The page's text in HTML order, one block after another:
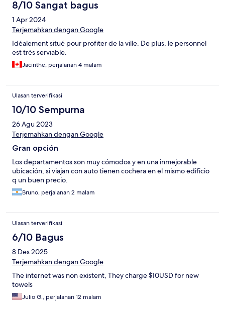
8/10 Sangat bagus
1 Apr 2024
Terjemahkan dengan Google
Idéalement situé pour profiter de la ville. De plus, le personnel
est très serviable.
Jacinthe, perjalanan 4 malam
Ulasan terverifikasi
10/10 Sempurna
26 Agu 2023
Terjemahkan dengan Google
Gran opción
Los departamentos son muy cómodos y en una inmejorable
ubicación, si viajan con auto tienen cochera en el mismo edificio
q un buen precio.
Bruno, perjalanan 2 malam
Ulasan terverifikasi
6/10 Bagus
8 Des 2025
Terjemahkan dengan Google
The internet was non existent, They charge $10USD for new
towels
Julio G., perjalanan 12 malam